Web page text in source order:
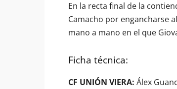
En la recta final de la
Camacho por engancharse
mano a mano en el que
Ficha técnica:
CF UNIÓN VIERA: Álex